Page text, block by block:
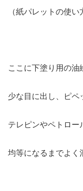
（紙パレットの使い
ここに下塗り用の油
少な目に出し、ピペ
テレピンやペトロー
均等になるまでよく